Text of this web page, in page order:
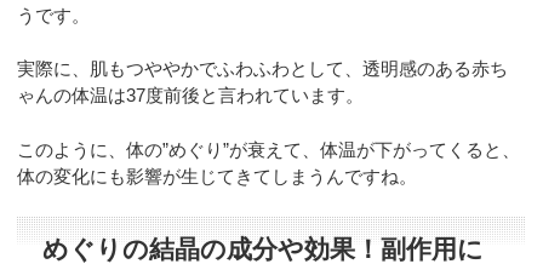
うです。
実際に、肌もつややかでふわふわとして、透明感のある赤ち
ゃんの体温は37度前後と言われています。
このように、体の”めぐり”が衰えて、体温が下がってくると、
体の変化にも影響が生じてきてしまうんですね。
めぐりの結晶の成分や効果！副作用に